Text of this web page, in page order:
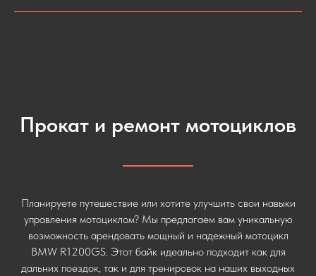
Прокат и ремонт мотоциклов
Планируете путешествие или хотите улучшить свои навыки
управления мотоциклом? Мы предлагаем вам уникальную
возможность арендовать мощный и надежный мотоцикл
BMW R1200GS. Этот байк идеально подходит как для
дальних поездок, так и для тренировок на наших выходных